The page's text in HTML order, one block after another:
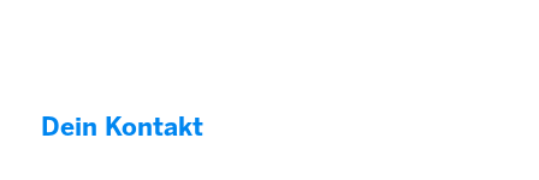
Dein Kontakt